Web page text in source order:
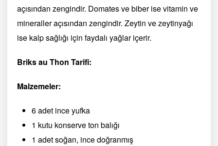
açısından zengindir. Domates ve biber ise vitamin ve
mineraller açısından zengindir. Zeytin ve zeytinyağı
ise kalp sağlığı için faydalı yağlar içerir.
Briks au Thon Tarifi:
Malzemeler:
6 adet ince yufka
1 kutu konserve ton balığı
1 adet soğan, ince doğranmış